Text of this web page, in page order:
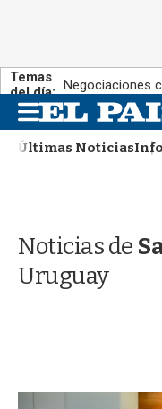
Temas
del día: Negociaciones
M
e
n
u
Últimas Noticias
Noticias de
Uruguay